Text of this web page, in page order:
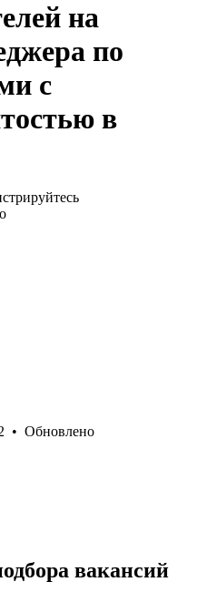
на
по
с
в
• Обновлено
вакансий